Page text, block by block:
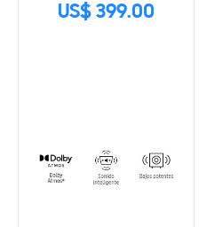
US$ 399.00